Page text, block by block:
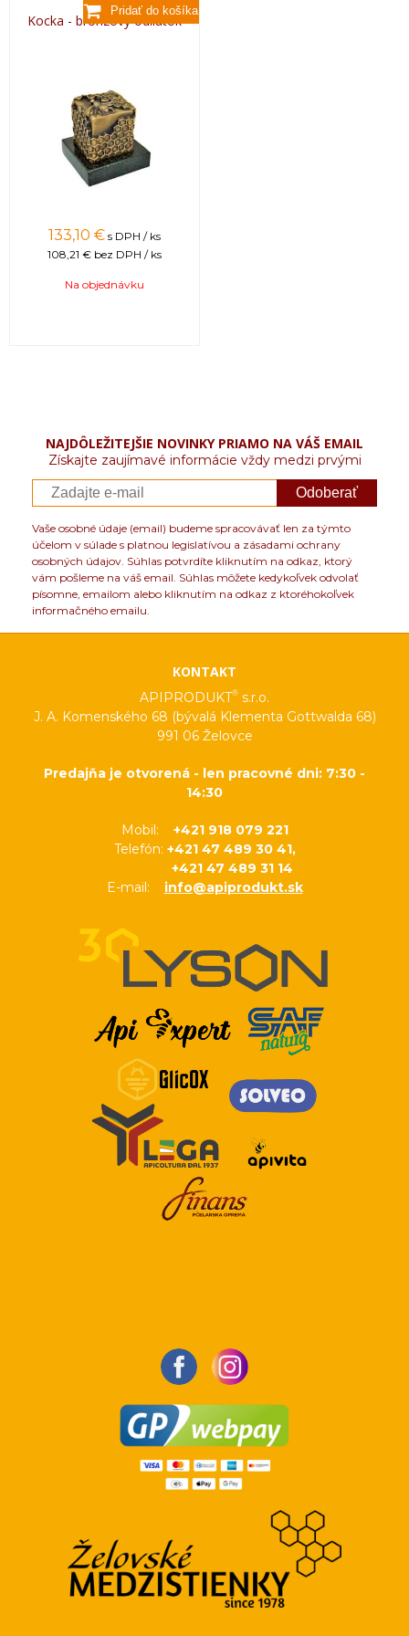
Kocka - bronzový odliatok
133,10 € s DPH / ks
108,21 € bez DPH / ks
Na objednávku
NAJDÔLEŽITEJŠIE NOVINKY PRIAMO NA VÁŠ EMAIL
Získajte zaujímavé informácie vždy medzi prvými
Odoberať
Vaše osobné údaje (email) budeme spracovávať len za týmto
účelom v súlade s platnou legislatívou a zásadami ochrany
osobných údajov. Súhlas potvrdíte kliknutím na odkaz, ktorý
vám pošleme na váš email. Súhlas môžete kedykoľvek odvolať
písomne, emailom alebo kliknutím na odkaz z ktoréhokoľvek
informačného emailu.
KONTAKT
APIPRODUKT® s.r.o.
J. A. Komenského 68 (bývalá Klementa Gottwalda 68)
991 06 Želovce
Predajňa je otvorená - len pracovné dni: 7:30 -
14:30
Mobil: +421 918 079 221
Telefón: +421 47 489 30 41,
+421 47 489 31 14
E-mail: info@apiprodukt.sk